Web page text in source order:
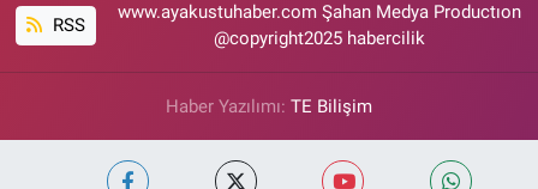
RSS
www.ayakustuhaber.com Şahan Medya Productıon
@copyright2025 habercilik
Haber Yazılımı: TE Bilişim